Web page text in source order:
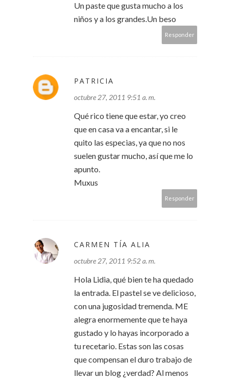
Un paste que gusta mucho a los
niños y a los grandes.Un beso
Responder
PATRICIA
octubre 27, 2011 9:51 a. m.
Qué rico tiene que estar, yo creo
que en casa va a encantar, si le
quito las especias, ya que no nos
suelen gustar mucho, así que me lo
apunto.
Muxus
Responder
CARMEN TÍA ALIA
octubre 27, 2011 9:52 a. m.
Hola Lidia, qué bien te ha quedado
la entrada. El pastel se ve delicioso,
con una jugosidad tremenda. ME
alegra enormemente que te haya
gustado y lo hayas incorporado a
tu recetario. Estas son las cosas
que compensan el duro trabajo de
llevar un blog ¿verdad? Al menos